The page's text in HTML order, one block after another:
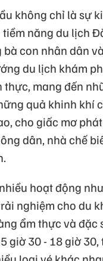
không chỉ là sự
năng du lịch
con nhân dân
du lịch khám
mang đến
quả khinh khí
cho giấc mơ
dân, nhà chế
hoạt động
nghiệm cho du
ẩm thực và
giờ 30 - 18 giờ